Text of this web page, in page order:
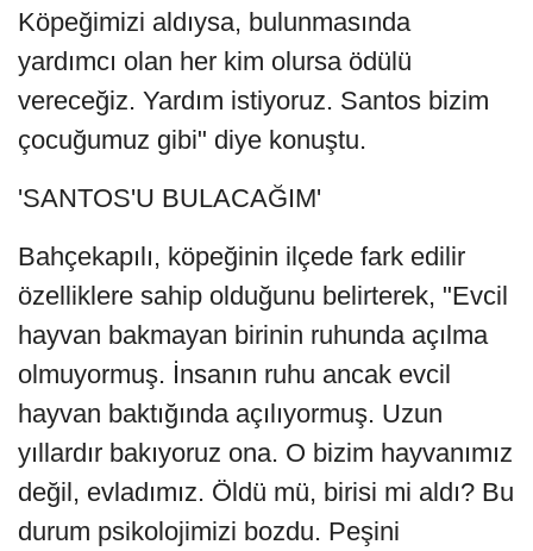
Köpeğimizi aldıysa, bulunmasında
yardımcı olan her kim olursa ödülü
vereceğiz. Yardım istiyoruz. Santos bizim
çocuğumuz gibi" diye konuştu.
'SANTOS'U BULACAĞIM'
Bahçekapılı, köpeğinin ilçede fark edilir
özelliklere sahip olduğunu belirterek, "Evcil
hayvan bakmayan birinin ruhunda açılma
olmuyormuş. İnsanın ruhu ancak evcil
hayvan baktığında açılıyormuş. Uzun
yıllardır bakıyoruz ona. O bizim hayvanımız
değil, evladımız. Öldü mü, birisi mi aldı? Bu
durum psikolojimizi bozdu. Peşini